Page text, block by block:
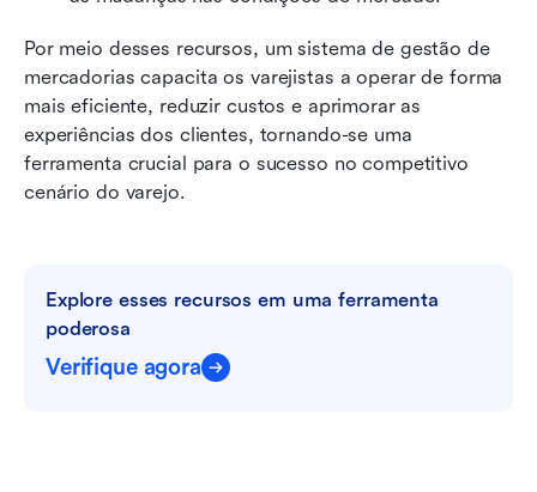
Por meio desses recursos, um sistema de gestão de
mercadorias capacita os varejistas a operar de forma
mais eficiente, reduzir custos e aprimorar as
experiências dos clientes, tornando-se uma
ferramenta crucial para o sucesso no competitivo
cenário do varejo.
Explore esses recursos em uma ferramenta
poderosa
Verifique agora